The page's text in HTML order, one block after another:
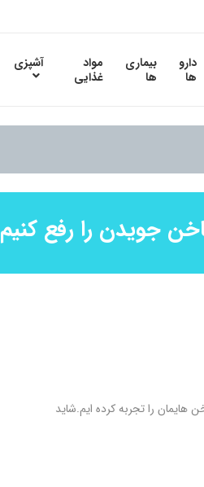
دارو
ها
بیماری
ها
مواد
غذایی
آشپزی
جویدن را رفع کنیم
را تجربه کرده ایم.شاید